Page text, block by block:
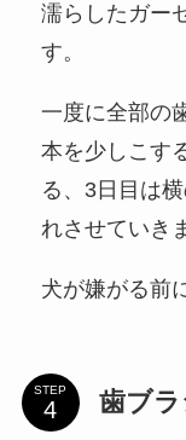
濡らしたガー
す。
一度に全部の
本を少しこす
る、3日目は
れさせていき
犬が嫌がる前
STEP 歯ブ